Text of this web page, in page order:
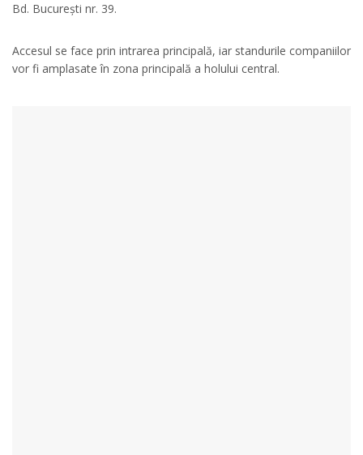
Bd. București nr. 39.
Accesul se face prin intrarea principală, iar standurile companiilor
vor fi amplasate în zona principală a holului central.